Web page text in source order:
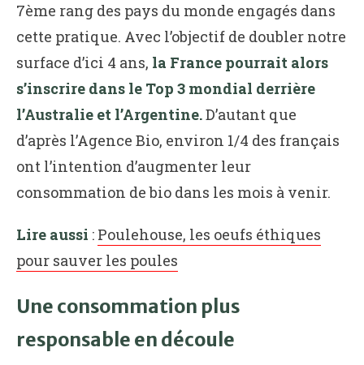
7ème rang des pays du monde engagés dans
cette pratique. Avec l’objectif de doubler notre
surface d’ici 4 ans, la France pourrait alors
s’inscrire dans le Top 3 mondial derrière
l’Australie et l’Argentine.D’autant que
d’après l’Agence Bio, environ 1/4 des français
ont l’intention d’augmenter leur
consommation de bio dans les mois à venir.
Lire aussi : Poulehouse, les oeufs éthiques
pour sauver les poules
Une consommation plus
responsable en découle